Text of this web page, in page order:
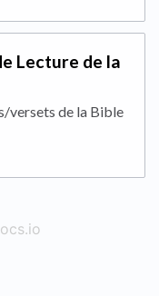
Lecture de la
versets de la Bible